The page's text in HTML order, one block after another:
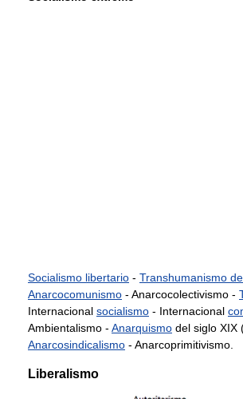
Socialismo libertario - Transhumanismo
Anarcocomunismo - Anarcocolectivismo -
Internacional socialismo - Internacional
Ambientalismo - Anarquismo del siglo XIX
Anarcosindicalismo - Anarcoprimitivismo.
Liberalismo